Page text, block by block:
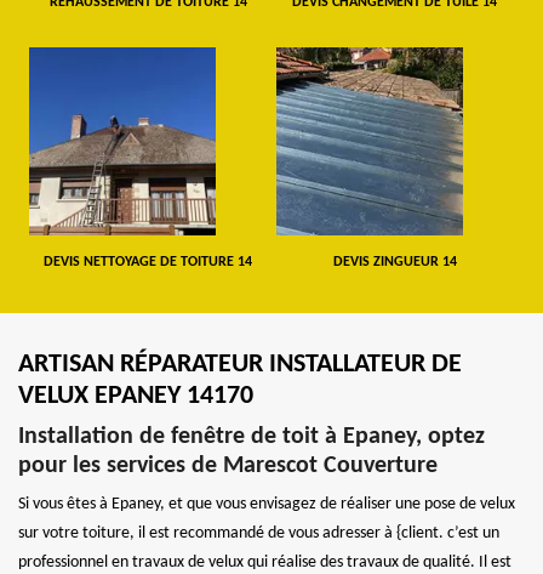
DEVIS NETTOYAGE DE TOITURE 14 DEVIS ZINGUEUR 14
ARTISAN RÉPARATEUR INSTALLATEUR DE
VELUX EPANEY 14170
Installation de fenêtre de toit à Epaney, optez
pour les services de Marescot Couverture
Si vous êtes à Epaney, et que vous envisagez de réaliser une pose de velux
sur votre toiture, il est recommandé de vous adresser à {client. c’est un
professionnel en travaux de velux qui réalise des travaux de qualité. Il est